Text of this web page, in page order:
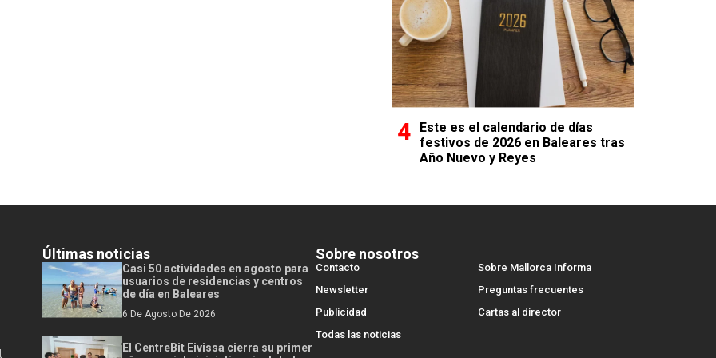
Este es el calendario de días
festivos de 2026 en Baleares tras
Año Nuevo y Reyes
Últimas noticias
Casi 50 actividades en agosto para
usuarios de residencias y centros
de día en Baleares
6 De Agosto De 2026
El CentreBit Eivissa cierra su primer
Sobre nosotros
Contacto
Sobre Mallorca Informa
Newsletter
Preguntas frecuentes
Publicidad
Cartas al director
Todas las noticias